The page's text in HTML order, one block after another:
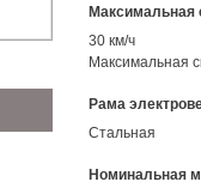
Максимальная
30 км/ч
Максимальная
Рама
Стальная
Номинальная